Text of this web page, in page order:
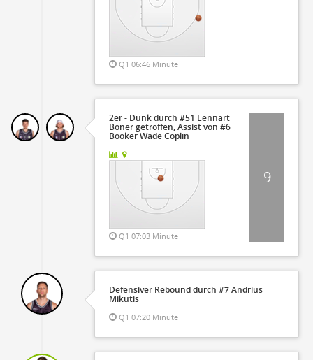
Q1 06:46 Minute
2er - Dunk durch #51 Lennart
Boner getroffen, Assist von #6
Booker Wade Coplin
Q1 07:03 Minute
9
Defensiver Rebound durch #7 Andrius
Mikutis
Q1 07:20 Minute